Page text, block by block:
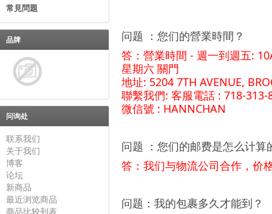
常見問題
品牌
问询处
联系我们
关于我们
博客
论坛
新商品
最近浏览商品
商品比较列表
问题 ：您们的營業時間？
答：營業時間 - 週一到週五:
星期六 關門
地址: 5204 7TH AVENUE,
聯繫我們: 客服電話 : 718-
微信號 : HANNCHAN
问题 ：您们的邮费是怎么计算
答：我们与物流公司合作，价
问题：我的包裹多久才能到？